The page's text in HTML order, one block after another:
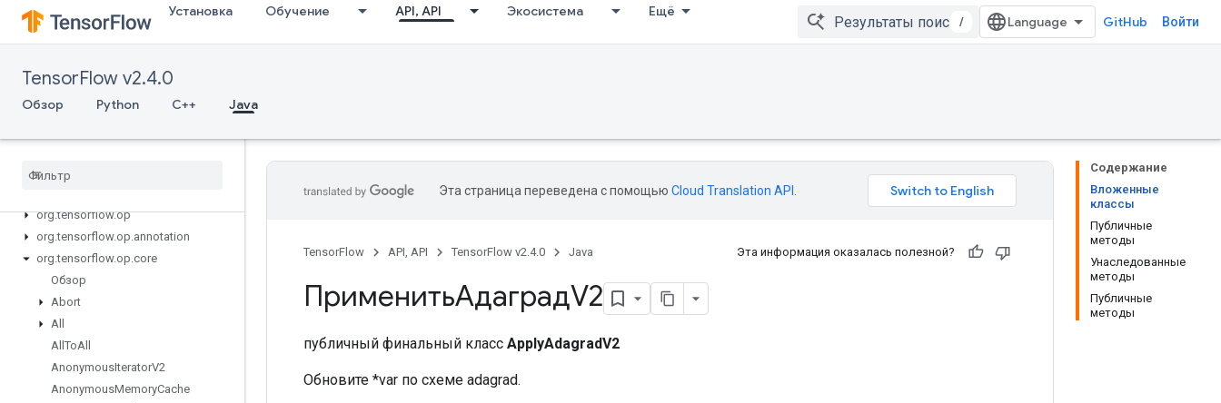
Установка Обучение API, API Экосистема Ещё
/ GitHub Войти
TensorFlow v2.4.0
Обзор Python C++ Java
org tensorflow
org.tensorflow.op
org.tensorflow.op.annotation
org.tensorflow.op.core
Обзор
Abort
All
All ToAll
AnonymousIteratorV2
AnonymousMemoryCache
Содержание
Вложенные
классы
Публичные
методы
Унаследованные
методы
Публичные
методы
Эта страница переведена с помощью Cloud Translation API
TensorFlow API, API TensorFlow v2.4.0 Java Эта информация оказалась полезной?
ПрименитьАдаградV2
публичный финальный класс ApplyAdagradV2
Обновите *var по схеме adagrad.